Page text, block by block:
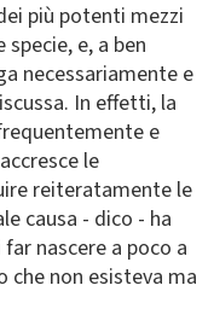
più potenti mezzi
e, a ben
necessariamente e
In effetti, la
e
le
reiteratamente le
causa - dico - ha
nascere a poco a
che non esisteva ma